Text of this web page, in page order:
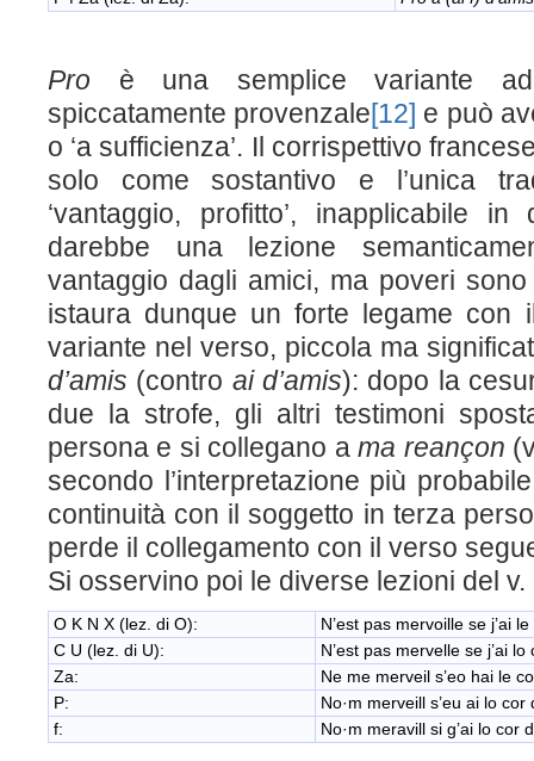
Pro è una semplice variante
spiccatamente provenzale[12] e può
o ‘a sufficienza’. Il corrispettivo
solo come sostantivo e l’unica
‘vantaggio, profitto’, inapplicabile
darebbe una lezione
vantaggio dagli amici, ma poveri
istaura dunque un forte legame con
variante nel verso, piccola ma
d’amis (contro ai d’amis): dopo la
due la strofe, gli altri testimoni
persona e si collegano ama reançon
secondo l’interpretazione più
continuità con il soggetto in terza
perde il collegamento con il verso
Si osservino poi le diverse lezioni del v.
O K N X (lez. di O):
N’est pas mervoille se j’ai
C U (lez. di U):
N’est pas mervelle se j’ai
Za:
Ne me merveil s’eo hai le
P:
No·m merveill s’eu ai lo
f:
No·m meravill si g’ai lo cor